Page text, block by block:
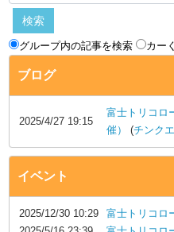
グループ内の記事を検索 カー
ブログ
2025/4/27 19:15
富士トリコロ
催）
(チンク
イベント
2025/12/30 10:29 富士トリコロ